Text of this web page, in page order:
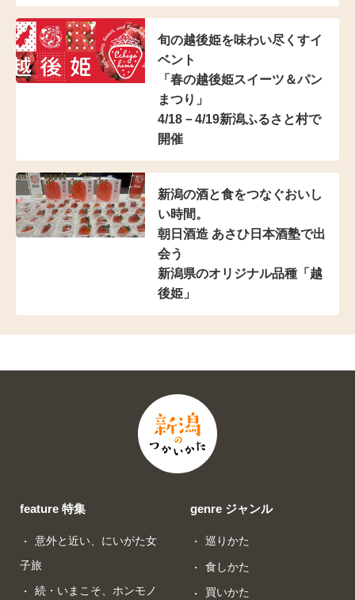
旬の越後姫を味わい尽くすイ
ベント
「春の越後姫スイーツ＆パン
まつり」
4/18－4/19新潟ふるさと村で
開催
新潟の酒と食をつなぐおいし
い時間。
朝日酒造 あさひ日本酒塾で出
会う
新潟県のオリジナル品種「越
後姫」
feature 特集
意外と近い、にいがた女
子旅
続・いまこそ、ホンモノ
genre ジャンル
巡りかた
食しかた
買いかた